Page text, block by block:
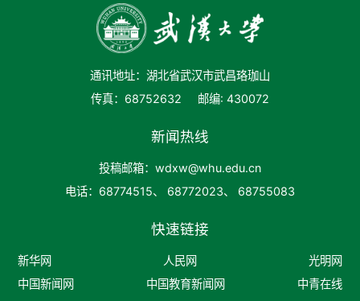
通讯地址：湖北省武汉市武昌珞珈山
传真：68752632
邮编: 430072
新闻热线
投稿邮箱：wdxw@whu.edu.cn
电话：68774515、 68772023、 68755083
快速链接
新华网 人民网
光明网
中国新闻网
中国教育新闻网 中青在线